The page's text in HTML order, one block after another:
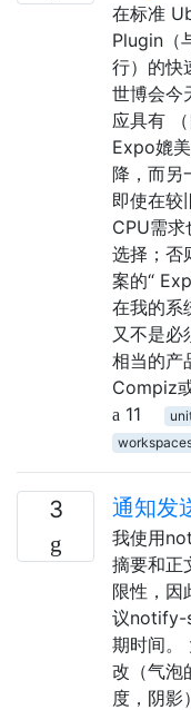
在标准
Plugin（
行）的快
世博会今
应具有
Expo媲
降，而另
即使在较
CPU需
选择；否
案的“
在我的系
又不是
相当的产
Compiz
11
3 通知发
我使用
摘要和正
限性，因
议notify-
期时间。
改（气泡
度，阴